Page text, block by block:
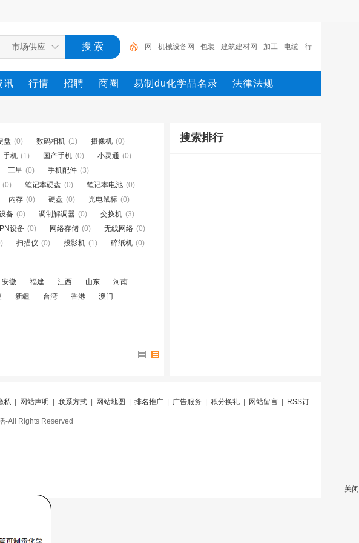
网 机械设备网 包装 建筑建材网 加工 电缆 行
业设备 陶瓷纤维模块 测量 环保设备
讯 行情 招聘 商圈 易制du化学品名录 法律法规
盘 (0) 数码相机 (1) 摄像机 (0)
手机 (1) 国产手机 (0) 小灵通 (0)
三星 (0) 手机配件 (3)
(0) 笔记本硬盘 (0) 笔记本电池 (0)
内存 (0) 硬盘 (0) 光电鼠标 (0)
备 (0) 调制解调器 (0) 交换机 (3)
设备 (0) 网络存储 (0) 无线网络 (0)
扫描仪 (0) 投影机 (1) 碎纸机 (0)
安徽 福建 江西 山东
河南
新疆 台湾 香港 澳门
搜索排行
私| 网站声明 联系方式| 网站地图 排名推广| 广告服务 积分换礼| 网站留言| RSS订
13098402000099号
-All Rights Reserved
关闭